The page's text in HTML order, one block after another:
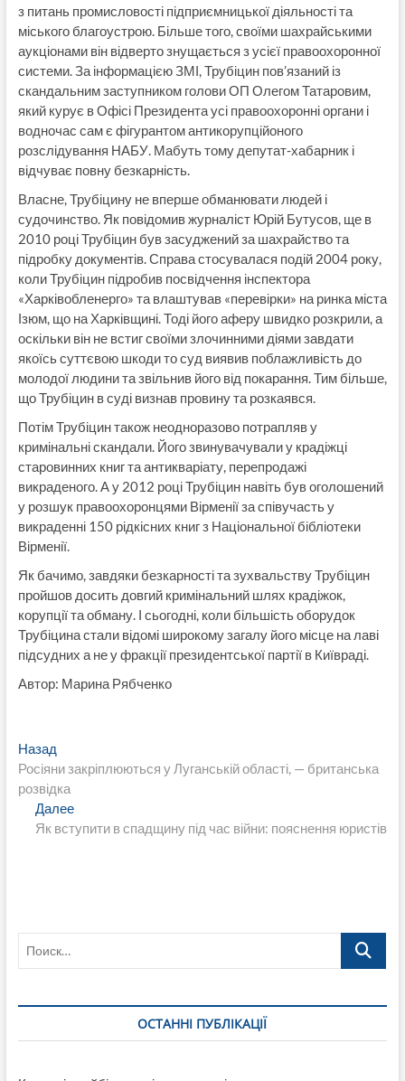
з питань промисловості підприємницької діяльності та
міського благоустрою. Більше того, своїми шахрайськими
аукціонами він відверто знущається з усієї правоохоронної
системи. За інформацією ЗМІ, Трубіцин пов’язаний із
скандальним заступником голови ОП Олегом Татаровим,
який курує в Офісі Президента усі правоохоронні органи і
водночас сам є фігурантом антикорупційоного
розслідування НАБУ. Мабуть тому депутат-хабарник і
відчуває повну безкарність.
Власне, Трубіцину не вперше обманювати людей і
судочинство. Як повідомив журналіст Юрій Бутусов, ще в
2010 році Трубіцин був засуджений за шахрайство та
підробку документів. Справа стосувалася подій 2004 року,
коли Трубіцин підробив посвідчення інспектора
«Харківобленерго» та влаштував «перевірки» на ринка міста
Ізюм, що на Харківщині. Тоді його аферу швидко розкрили, а
оскільки він не встиг своїми злочинними діями завдати
якоїсь суттєвою шкоди то суд виявив поблажливість до
молодої людини та звільнив його від покарання. Тим більше,
що Трубіцин в суді визнав провину та розкаявся.
Потім Трубіцин також неодноразово потрапляв у
кримінальні скандали. Його звинувачували у крадіжці
старовинних книг та антикваріату, перепродажі
викраденого. А у 2012 році Трубіцин навіть був оголошений
у розшук правоохоронцями Вірменії за співучасть у
викраденні 150 рідкісних книг з Національної бібліотеки
Вірменії.
Як бачимо, завдяки безкарності та зухвальству Трубіцин
пройшов досить довгий кримінальний шлях крадіжок,
корупції та обману. І сьогодні, коли більшість оборудок
Трубіцина стали відомі широкому загалу його місце на лаві
підсудних а не у фракції президентської партії в Київраді.
Автор: Марина Рябченко
Навигация
по
записям
НазадПредыдущая
запись:
Росіяни закріплюються у Луганській області, — британська
розвідка
ДалееСледующая
запись:
Як вступити в спадщину під час війни: пояснення юристів
Поиск…
ОСТАННІ ПУБЛІКАЦІЇ